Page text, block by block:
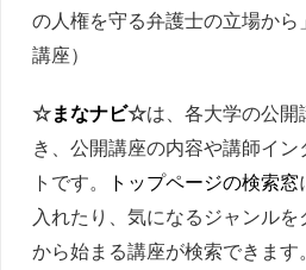
の人権を守る弁護士の立場か
講座）
☆まなナビ☆は、各大学の公
き、公開講座の内容や講師イ
トです。
トップページの検索窓
入れたり、気になるジャンル
から始まる講座が検索できます。